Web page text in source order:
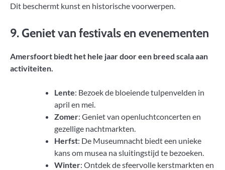
Dit beschermt kunst en historische voorwerpen.
9. Geniet van festivals en evenementen
Amersfoort biedt het hele jaar door een breed scala aan
activiteiten.
Lente: Bezoek de bloeiende tulpenvelden in
april en mei.
Zomer: Geniet van openluchtconcerten en
gezellige nachtmarkten.
Herfst: De Museumnacht biedt een unieke
kans om musea na sluitingstijd te bezoeken.
Winter: Ontdek de sfeervolle kerstmarkten en